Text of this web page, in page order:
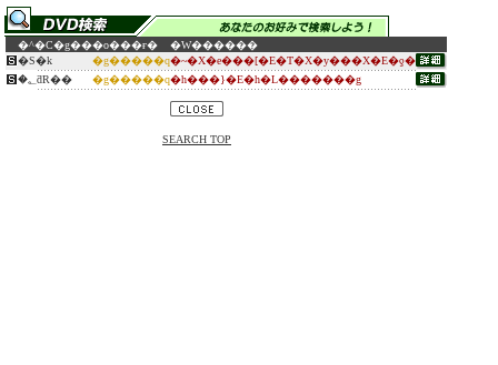
�^�C�g���o���ғ�
�W������
�S�k
�g�����q�~�X�e���[�E�T�X�y���X�E�ƍ�
�؂ƌR��
�g�����q�h���}�E�h�L�������g
SEARCH TOP